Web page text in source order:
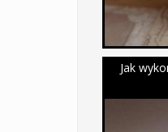
Jak